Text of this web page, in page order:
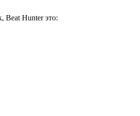
Beat Hunter это: